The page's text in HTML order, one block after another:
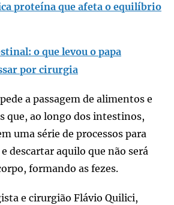
proteína que afeta o equilíbrio
o que levou o papa
por cirurgia
a passagem de alimentos e
que, ao longo dos intestinos,
uma série de processos para
descartar aquilo que não será
formando as fezes.
e cirurgião Flávio Quilici,